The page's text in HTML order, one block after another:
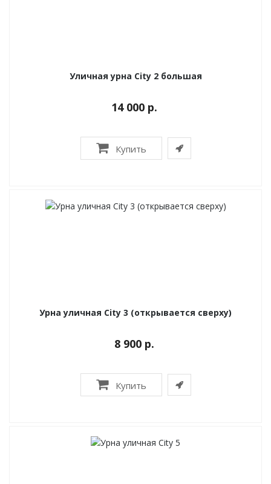
Уличная урна City 2 большая
14 000 р.
Купить
Урна уличная City 3 (открывается сверху)
8 900 р.
Купить